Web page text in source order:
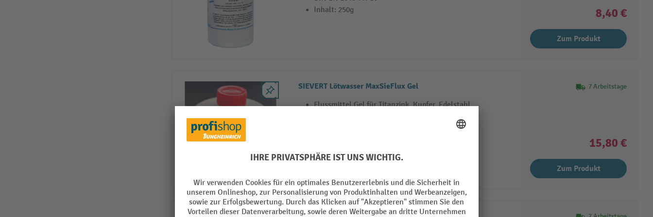
Inhalt: 250g
8,40 €
Zum Produkt
SIEVERT Lötwasser MaxSieFlux Gel
Flussmittel Gel für Titanzink, Kupfer, Edelstahl
7 Arbeitstage
15,80 €
Zum Produkt